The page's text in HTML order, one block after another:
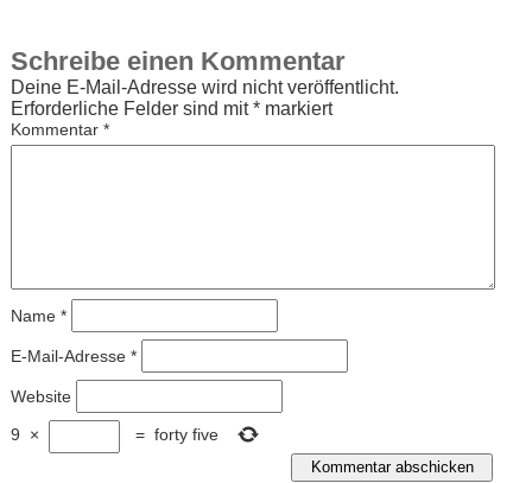
Schreibe einen Kommentar
Deine E-Mail-Adresse wird nicht veröffentlicht.
Erforderliche Felder sind mit*markiert
Kommentar *
Name *
E-Mail-Adresse *
Website
9 × = forty five